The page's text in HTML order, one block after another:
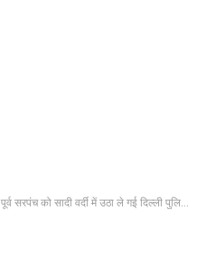
पूर्व सरपंच को सादी वर्दी में उठा ले गई दिल्ली पुलिस, परिजनों ने समझा ‘अपहरण’; साइबर क्राइम मामले में गिरफ्तारी